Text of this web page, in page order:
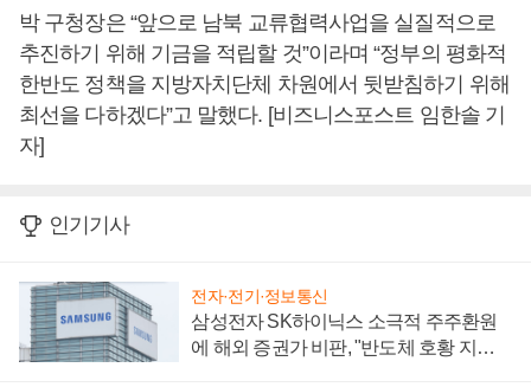
박 구청장은 “앞으로 남북 교류협력사업을 실질적으로
추진하기 위해 기금을 적립할 것”이라며 “정부의 평화적
한반도 정책을 지방자치단체 차원에서 뒷받침하기 위해
최선을 다하겠다”고 말했다. [비즈니스포스트 임한솔 기
자]
인기기사
전자·전기·정보통신
삼성전자 SK하이닉스 소극적 주주환원
에 해외 증권가 비판, "반도체 호황 지속